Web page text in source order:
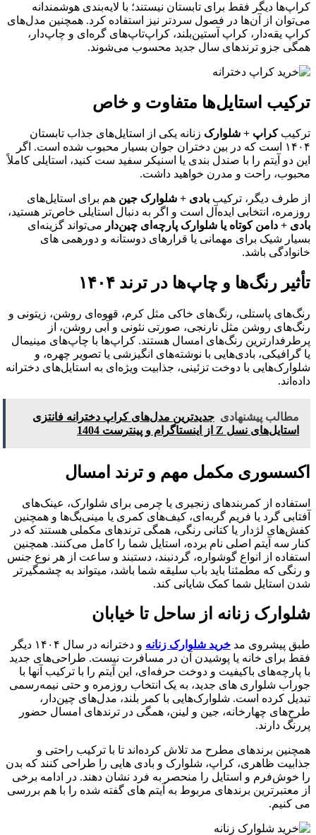
کراپ‌ها دیگر فقط برای تابستان نیستند؛ با لایه‌بندی هوشمندانه
می‌توان از آن‌ها در فصول سردتر نیز استفاده کرد. همچنین مدل‌های
کراپ یقه‌دار، کراپ آستین‌بلند، کراپ‌تاپ‌های گره‌ای و چاپ‌دار،
همگی جزو ترندهای سال جدید محسوب می‌شوند.
ترکیب استایل‌ها متفاوت و خاص
ترکیبکراپ + شلوارک زنانه یکی از استایل‌های جذاب تابستان
۱۴۰۴ است که در بین دختران جوان بسیار محبوب شده است. اگر
این دو آیتم را با صندل بندی یا اسنیکر سفید ست کنید، استایلی کاملاً
محبوب، راحت و مدرن خواهید داشت.
از طرف دیگر، ترکیب بادی + شلوارک جین هم برای استایل‌های
روزمره، انتخابی ایده‌آل است و اگر به دنبال استایلی خاص‌تر هستید،
بادی + دامن کوتاه یا شلوارک پارچه‌ای چین‌دار می‌تواند گزینه‌ای
بسیار شیک برای مهمانی یا قرارهای دوستانه و دورهمی های
خانوادگی باشد.
تأثیر رنگ‌ها و چاپ‌ها در ترند ۱۴۰۴
رنگ‌های پاستلی، رنگ‌های خاکی مثل کرم، قهوه‌ای روشن، زیتونی و
رنگ‌های روشن مثل نارنجی، صورتی نئونی و آبی روشن، از
پرطرفدارترین رنگ‌های امسال هستند. کراپ‌ها با چاپ‌های مینیمال
یا گرافیکی، بادی‌هایی با نوشته‌های انگیزشی یا تصویر چهره، و
شلوارک‌هایی با دوخت تزئینی، جذابیت ویژه‌ای به استایل‌های دخترانه
داده‌اند.
مطالب پیشنهادی جدیدترین مدل‌های کراپ دخترانه فانتزی
استایل‌های نسل Z از اینستاگرام و پینترست 1404
اکسسوری‌ مکمل‌ مهم و ترند امسال
استفاده از کمربندهای زنجیری یا چرمی برای شلوارک، عینک‌های
آفتابی گرد یا فریم گربه‌ای، کیف‌های کمری یا مینی‌بگ‌ها و همچنین
کفش‌های لژدار یا کتانی رنگی، همگی ترندهای مکملی هستند که در
کنار سه آیتم اصلی نام برده، استایل شما را کامل می‌کنند. همچنین
استفاده از انواع گوشواره، گردنبند، دستبند و ساعت از هر نوع جنس
و رنگی که مطمئنا باید باب سلیقه شما باشد، میتواند به چشمگیرتر
شدن استایل شما کمک شایانی کند.
شلوارک زنانه از ساحل تا خیابان
طبق پیشروی مد خرید شلوارک زنانه
و دخترانه در سال ۱۴۰۴ دیگر
فقط برای خانه یا پوشیدن آن در مسافرت نیست. طراحی‌های جدید
با پارچه‌های باکیفیت و دوخت حرفه‌ای، این آیتم را با ترکیب آنها با
جوراب شلواری های جدید، به یک انتخاب روزمره و حتی نیمه‌رسمی
تبدیل کرده‌ است. شلوارک‌هایی با کمر بلند، مدل‌های چین‌دار،
طرح‌های چهارخانه، جین و لینن، همگی در ترندهای امسال حضور
پررنگ دارند.
همچنین برندهای مطرح مد تلاش کرده‌اند تا با ترکیب راحتی و
جذابیت ظاهری، کراپ، شلوارک و بادی هایی را طراحی کنند که بدن
را خوش‌فرم و استایل را منحصر به فرد نشان دهند. در ادامه برخی
از معتبرترین برندهای مربوط به آیتم های گفته شده را با هم بررسی
می کنیم.